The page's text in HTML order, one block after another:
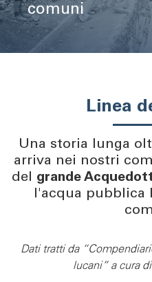
comuni
Linea
Una storia lunga
arriva nei nostri
del grande
l'acqua pubblica
Dati tratti da
lucani” a cura